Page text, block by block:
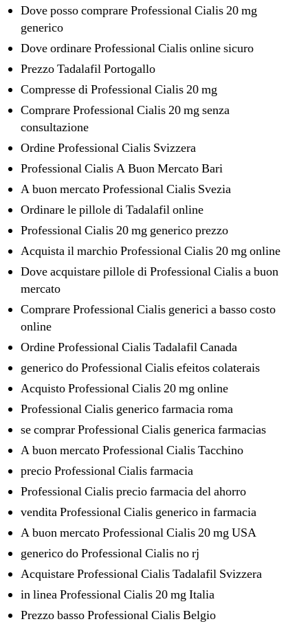
Dove posso comprare Professional Cialis 20 mg
generico
Dove ordinare Professional Cialis online sicuro
Prezzo Tadalafil Portogallo
Compresse di Professional Cialis 20 mg
Comprare Professional Cialis 20 mg senza
consultazione
Ordine Professional Cialis Svizzera
Professional Cialis A Buon Mercato Bari
A buon mercato Professional Cialis Svezia
Ordinare le pillole di Tadalafil online
Professional Cialis 20 mg generico prezzo
Acquista il marchio Professional Cialis 20 mg online
Dove acquistare pillole di Professional Cialis a buon
mercato
Comprare Professional Cialis generici a basso costo
online
Ordine Professional Cialis Tadalafil Canada
generico do Professional Cialis efeitos colaterais
Acquisto Professional Cialis 20 mg online
Professional Cialis generico farmacia roma
se comprar Professional Cialis generica farmacias
A buon mercato Professional Cialis Tacchino
precio Professional Cialis farmacia
Professional Cialis precio farmacia del ahorro
vendita Professional Cialis generico in farmacia
A buon mercato Professional Cialis 20 mg USA
generico do Professional Cialis no rj
Acquistare Professional Cialis Tadalafil Svizzera
in linea Professional Cialis 20 mg Italia
Prezzo basso Professional Cialis Belgio